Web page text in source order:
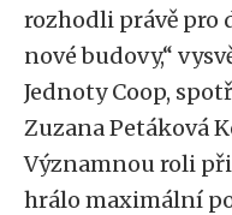
rozhodli právě pro
nové budovy,“
Jednoty Coop,
Zuzana Petáková
Významnou roli
hrálo maximální